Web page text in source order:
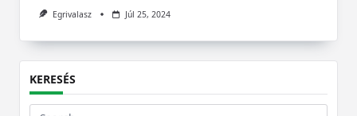
Egrivalasz Júl 25, 2024
KERESÉS